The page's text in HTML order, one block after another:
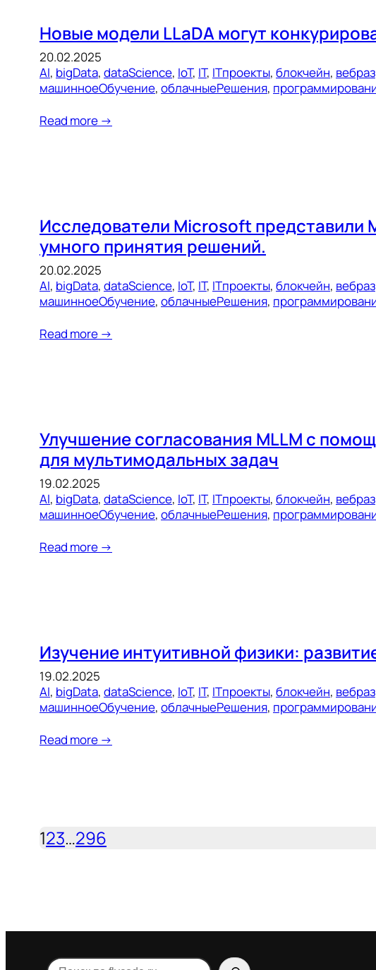
Новые модели LLaDA могут
20.02.2025
AI, bigData, dataScience, IoT, IT, ITпроекты, блокчейн,
машинноеОбучение, облачныеРешения,
Read more →
Исследователи Microsoft
умного принятия решений.
20.02.2025
AI, bigData, dataScience, IoT, IT, ITпроекты, блокчейн,
машинноеОбучение, облачныеРешения,
Read more →
Улучшение согласования MLLM с
для мультимодальных задач
19.02.2025
AI, bigData, dataScience, IoT, IT, ITпроекты, блокчейн,
машинноеОбучение, облачныеРешения,
Read more →
Изучение интуитивной физики:
19.02.2025
AI, bigData, dataScience, IoT, IT, ITпроекты, блокчейн,
машинноеОбучение, облачныеРешения,
Read more →
123…296
Поиск